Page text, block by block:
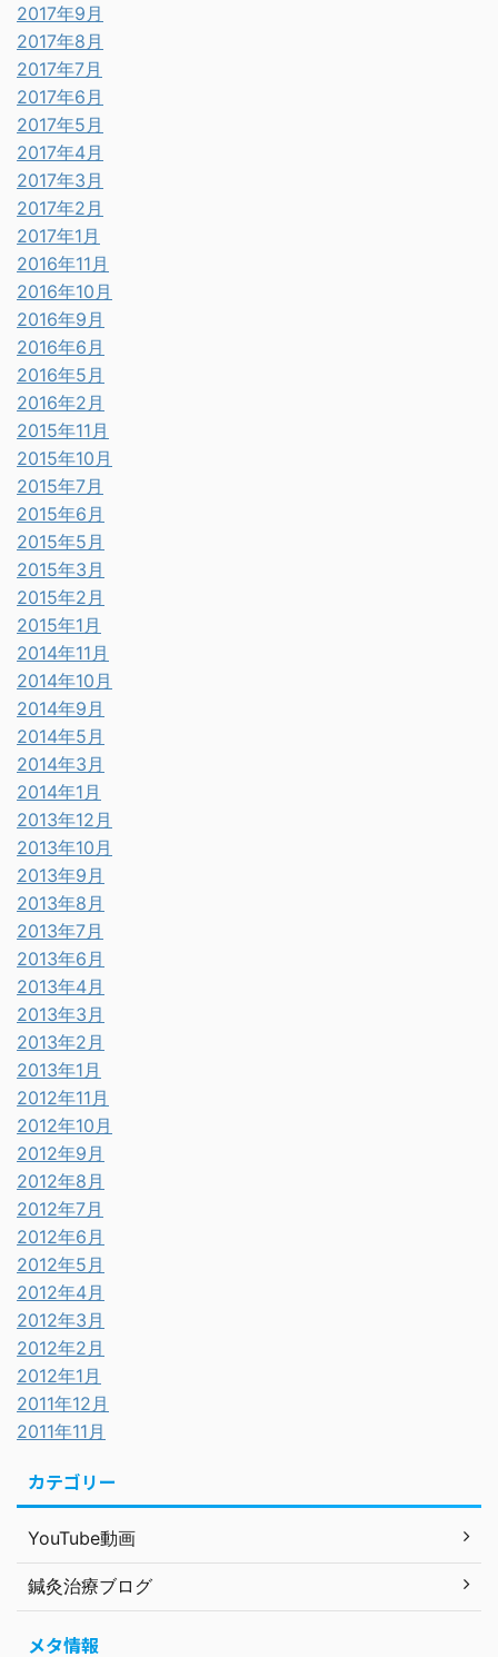
2017年9月
2017年8月
2017年7月
2017年6月
2017年5月
2017年4月
2017年3月
2017年2月
2017年1月
2016年11月
2016年10月
2016年9月
2016年6月
2016年5月
2016年2月
2015年11月
2015年10月
2015年7月
2015年6月
2015年5月
2015年3月
2015年2月
2015年1月
2014年11月
2014年10月
2014年9月
2014年5月
2014年3月
2014年1月
2013年12月
2013年10月
2013年9月
2013年8月
2013年7月
2013年6月
2013年4月
2013年3月
2013年2月
2013年1月
2012年11月
2012年10月
2012年9月
2012年8月
2012年7月
2012年6月
2012年5月
2012年4月
2012年3月
2012年2月
2012年1月
2011年12月
2011年11月
カテゴリー
YouTube動画
鍼灸治療ブログ
メタ情報